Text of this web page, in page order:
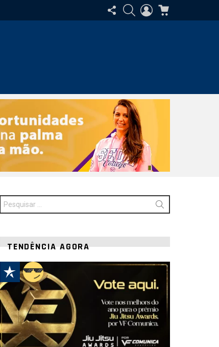
SIGA-
NOS
PESQUISAR
ENTRAR
Procurar
por:
TENDÊNCIA AGORA